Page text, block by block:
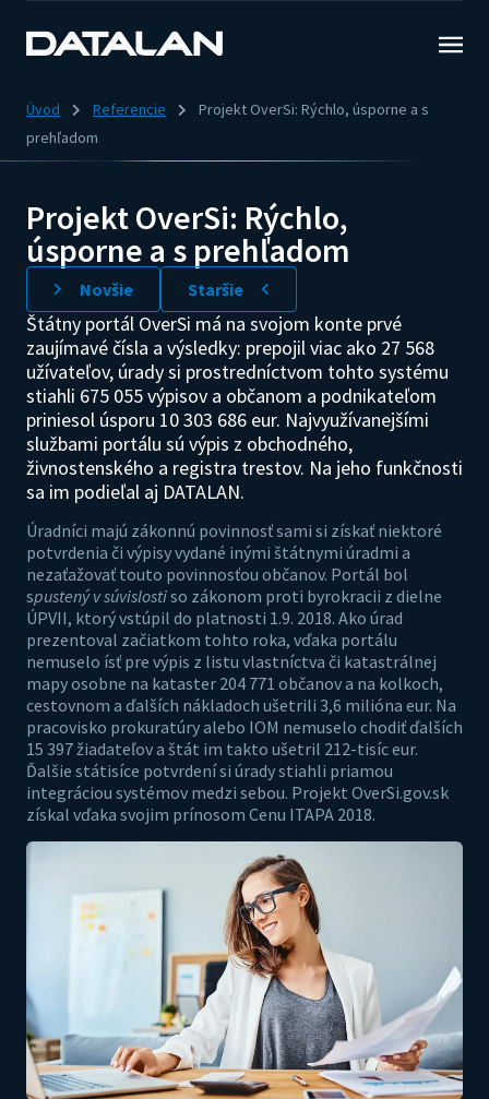
Úvod Referencie
Projekt OverSi: Rýchlo, úsporne a s
prehľadom
Projekt OverSi: Rýchlo,
úsporne a s prehľadom
Staršie
Novšie
Štátny portál OverSi má na svojom konte prvé
zaujímavé čísla a výsledky: prepojil viac ako 27 568
užívateľov, úrady si prostredníctvom tohto systému
stiahli 675 055 výpisov a občanom a podnikateľom
priniesol úsporu 10 303 686 eur. Najvyužívanejšími
službami portálu sú výpis z obchodného,
živnostenského a registra trestov. Na jeho funkčnosti
sa im podieľal aj DATALAN.
Úradníci majú zákonnú povinnosť sami si získať niektoré
potvrdenia či výpisy vydané inými štátnymi úradmi a
nezaťažovať touto povinnosťou občanov. Portál bol
spustený v súvislostiso zákonom proti byrokracii z dielne
ÚPVII, ktorý vstúpil do platnosti 1.9. 2018. Ako úrad
prezentoval začiatkom tohto roka, vďaka portálu
nemuselo ísť pre výpis z listu vlastníctva či katastrálnej
mapy osobne na kataster 204 771 občanov a na kolkoch,
cestovnom a ďalších nákladoch ušetrili 3,6 milióna eur. Na
pracovisko prokuratúry alebo IOM nemuselo chodiť ďalších
15 397 žiadateľov a štát im takto ušetril 212-tisíc eur.
Ďalšie státisíce potvrdení si úrady stiahli priamou
integráciou systémov medzi sebou. Projekt OverSi.gov.sk
získal vďaka svojim prínosom Cenu ITAPA 2018.